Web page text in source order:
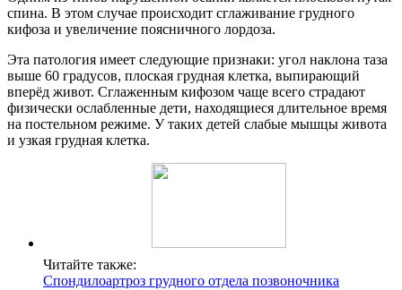
спина. В этом случае происходит сглаживание грудного
кифоза и увеличение поясничного лордоза.
Эта патология имеет следующие признаки: угол наклона таза
выше 60 градусов, плоская грудная клетка, выпирающий
вперёд живот. Сглаженным кифозом чаще всего страдают
физически ослабленные дети, находящиеся длительное время
на постельном режиме. У таких детей слабые мышцы живота
и узкая грудная клетка.
Читайте также:
Спондилоартроз грудного отдела позвоночника